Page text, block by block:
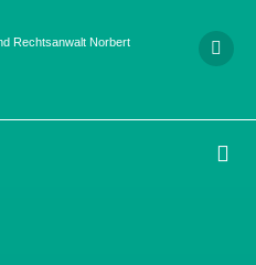
Rechtsanwalt Norbert